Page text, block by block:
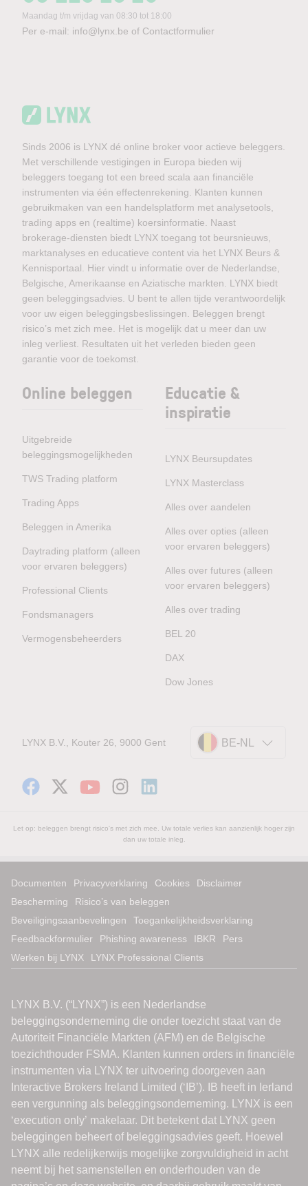
Maandag t/m vrijdag van 08:30 tot 18:00
Per e-mail: info@lynx.be of Contactformulier
Sinds 2006 is LYNX dé online broker voor actieve beleggers.
Met verschillende vestigingen in Europa bieden wij
beleggers toegang tot een breed scala aan financiële
instrumenten via één effectenrekening. Klanten kunnen
gebruikmaken van een handelsplatform met analysetools,
trading apps en (realtime) koersinformatie. Naast
brokerage-diensten biedt LYNX toegang tot beursnieuws,
marktanalyses en educatieve content via het LYNX Beurs &
Kennisportaal. Hier vindt u informatie over de Nederlandse,
Belgische, Amerikaanse en Aziatische markten. LYNX biedt
geen beleggingsadvies. U bent te allen tijde verantwoordelijk
voor uw eigen beleggingsbeslissingen. Beleggen brengt
risico’s met zich mee. Het is mogelijk dat u meer dan uw
inleg verliest. Resultaten uit het verleden bieden geen
garantie voor de toekomst.
Online beleggen
Uitgebreide
beleggingsmogelijkheden
TWS Trading platform
Trading Apps
Beleggen in Amerika
Daytrading platform (alleen
voor ervaren beleggers)
Professional Clients
Fondsmanagers
Vermogensbeheerders
Educatie &
inspiratie
LYNX Beursupdates
LYNX Masterclass
Alles over aandelen
Alles over opties (alleen
voor ervaren beleggers)
Alles over futures (alleen
voor ervaren beleggers)
Alles over trading
BEL 20
DAX
Dow Jones
LYNX B.V., Kouter 26, 9000 Gent BE-NL
Let op: beleggen brengt risico's met zich mee. Uw totale verlies kan aanzienlijk hoger zijn
dan uw totale inleg.
Documenten Privacyverklaring Cookies
Disclaimer
Bescherming
Risico’s van beleggen
Beveiligingsaanbevelingen
Toegankelijkheidsverklaring
Feedbackformulier
Phishing awareness IBKR
Pers
Werken bij LYNX
LYNX Professional Clients